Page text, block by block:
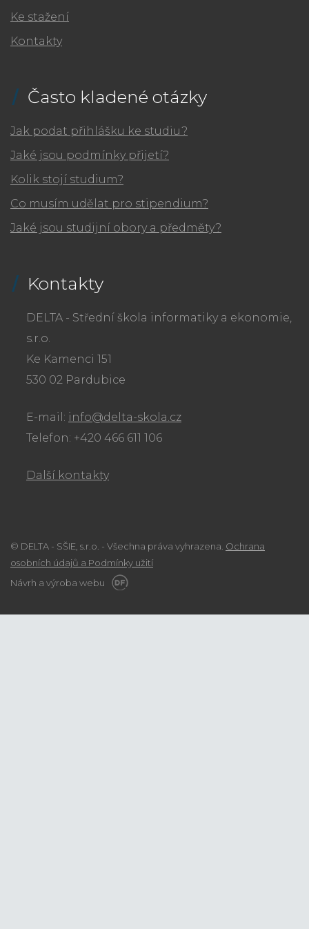
Ke stažení
Kontakty
Často kladené otázky
Jak podat přihlášku ke studiu?
Jaké jsou podmínky přijetí?
Kolik stojí studium?
Co musím udělat pro stipendium?
Jaké jsou studijní obory a předměty?
Kontakty
DELTA - Střední škola informatiky a ekonomie,
s.r.o.
Ke Kamenci 151
530 02 Pardubice
E-mail: info@delta-skola.cz
Telefon: +420 466 611 106
Další kontakty
© DELTA - SŠIE, s.r.o. - Všechna práva vyhrazena. Ochrana
osobních údajů a Podmínky užití
Návrh a výroba webu